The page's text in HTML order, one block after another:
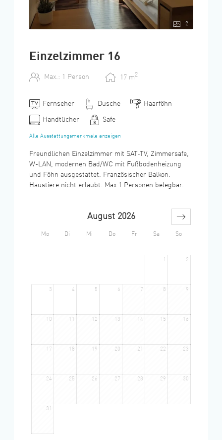
2
Einzelzimmer 16
Max.: 1 Person 17 m2
Fernseher Dusche Haarföhn
Handtücher Safe
Alle Ausstattungsmerkmale anzeigen
Freundlichen Einzelzimmer mit SAT-TV, Zimmersafe,
W-LAN, modernen Bad/WC mit Fußbodenheizung
und Föhn ausgestattet. Französischer Balkon.
Haustiere nicht erlaubt. Max 1 Personen belegbar.
Mo Di Mi Do Fr Sa So
August 2026
1 2
3 4 5 6 7 8 9
10 11 12 13 14 15 16
17 18 19 20 21 22 23
24 25 26 27 28 29 30
31